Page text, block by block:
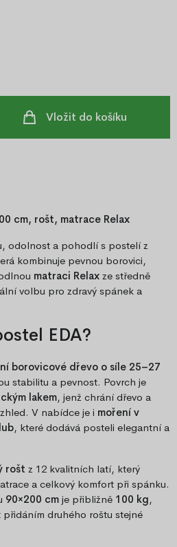
Vložit do košíku
cm, rošt, matrace Relax
odolnost a pohodlí s postelí z
kombinuje pevnou borovici,
matraci Relax ze středně
volbu pro zdravý spánek a
EDA?
borovicové dřevo o síle 25–27
stabilitu a pevnost. Povrch je
lakem, jenž chrání dřevo a
V nabídce je i moření v
, které dodává posteli elegantní a
rošt z 12 kvalitních latí, který
a celkový komfort při spánku.
90×200 cm je přibližně 100 kg,
přidáním druhého roštu stejné